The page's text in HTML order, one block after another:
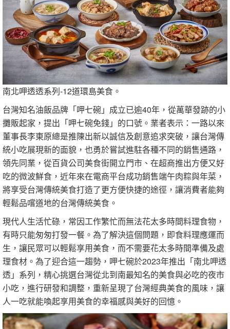
南北呷透透系列-12道環島美食。
台灣知名油飯品牌「呷七碗」成立已逾40年，從萬華發跡的小
攤販起家，提出「呷七碗免錢」的口號。業者表示：一路以來
董事長李東原總是推陳出新以誠信及創意追求突破，讓台灣傳
統小吃展現新的面貌，也勇於嘗試進駐各種不同的銷售通路，
領先同業，從百貨公司美食街開立門市、在超商推出方便又好
吃的微波鮮食，近年來在電商平台成功銷售端午肉粽與年菜，
將享受台灣傳統美食打造了更方便快捷的途徑，讓消費者能夠
輕鬆品嚐道地的台灣傳統美食。
現代人生活忙碌，常因工作繁忙而無法花太多時間料理食物，
有時只能匆匆打發一餐。為了解決這個問題，即食料理應運而
生，讓民眾可以輕鬆享用美食，而不需要花太多時間準備及處
理食材。為了迎合這一趨勢，呷七碗於2023年推出「南北呷透
透」系列，精心挑選台灣從北到南最知名的美食與必吃的夜市
小吃，進行研發和調整，重新呈現了台灣經典美食的風味，讓
人一吃就能喚起享用美食的幸福感與美好的回憶。